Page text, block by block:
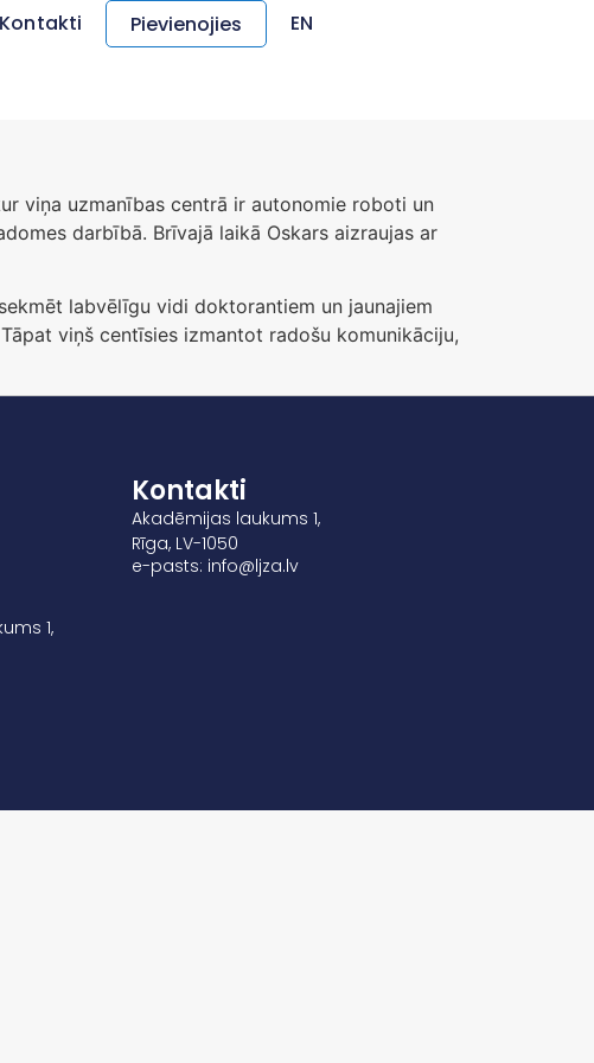
Kontakti Pievienojies EN
viņa uzmanības centrā ir autonomie roboti un
darbībā. Brīvajā laikā Oskars aizraujas ar
labvēlīgu vidi doktorantiem un jaunajiem
viņš centīsies izmantot radošu komunikāciju,
1,
Kontakti
Akadēmijas laukums 1,
Rīga, LV-1050
e-pasts: info@ljza.lv